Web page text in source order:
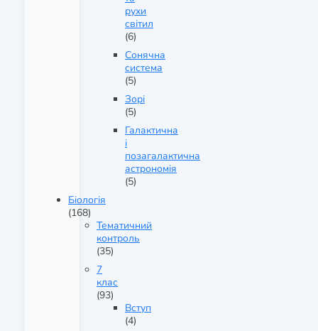
рухи
світил
(6)
Сонячна
система
(5)
Зорі
(5)
Галактична
і
позагалактична
астрономія
(5)
Біологія
(168)
Тематичний
контроль
(35)
7
клас
(93)
Вступ
(4)